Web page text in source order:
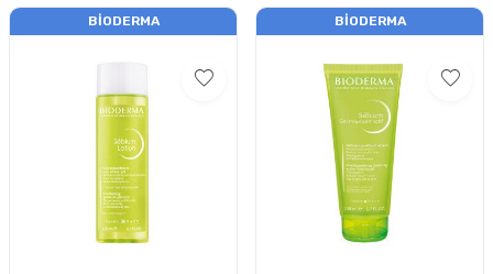
BIODERMA BIODERMA